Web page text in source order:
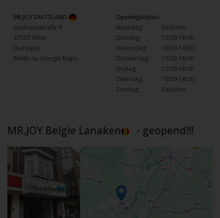
MR.JOY DUITSLAND
Gasthausstraße 9
47533 Kleve
Duitsland
Bekijk op Google Maps
Openingstijden:
Maandag:
Gesloten
Dinsdag:
10:00-18:00
Woensdag:
10:00-18:00
Donderdag:
10:00-18:00
Vrijdag:
10:00-18:00
Zaterdag:
10:00-18:00
Zondag:
Gesloten
MR.JOY Belgie Lanaken - geopend!!!